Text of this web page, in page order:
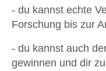
- du kannst echte
Forschung bis zur
- du kannst auch
gewinnen und dir